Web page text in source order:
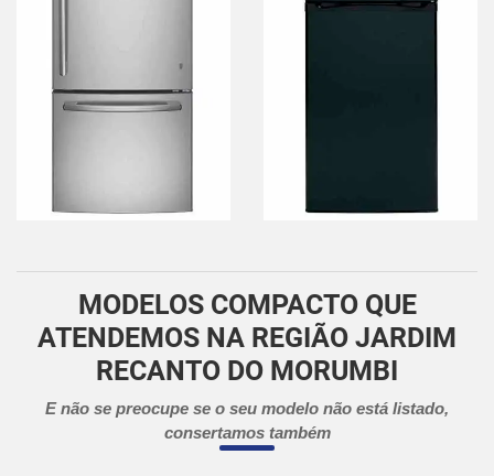
MODELOS COMPACTO QUE
ATENDEMOS NA REGIÃO JARDIM
RECANTO DO MORUMBI
E não se preocupe se o seu modelo não está listado,
consertamos também